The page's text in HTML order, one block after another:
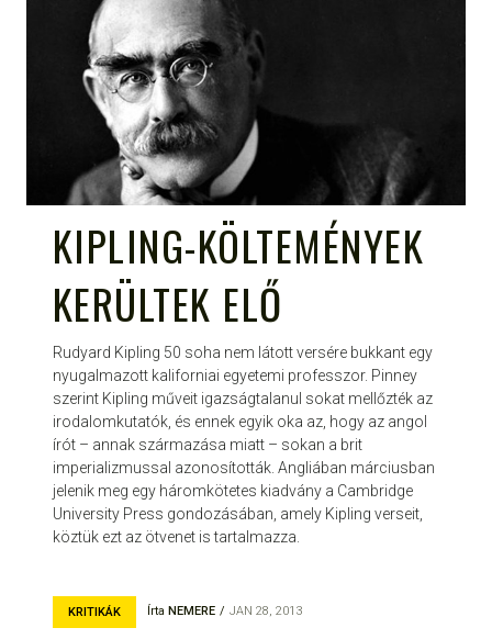
KIPLING-KÖLTEMÉNYEK
KERÜLTEK ELŐ
Rudyard Kipling 50 soha nem látott versére bukkant egy
nyugalmazott kaliforniai egyetemi professzor. Pinney
szerint Kipling műveit igazságtalanul sokat mellőzték az
irodalomkutatók, és ennek egyik oka az, hogy az angol
írót – annak származása miatt – sokan a brit
imperializmussal azonosították. Angliában márciusban
jelenik meg egy háromkötetes kiadvány a Cambridge
University Press gondozásában, amely Kipling verseit,
köztük ezt az ötvenet is tartalmazza.
KRITIKÁK Írta NEMERE JAN 28, 2013